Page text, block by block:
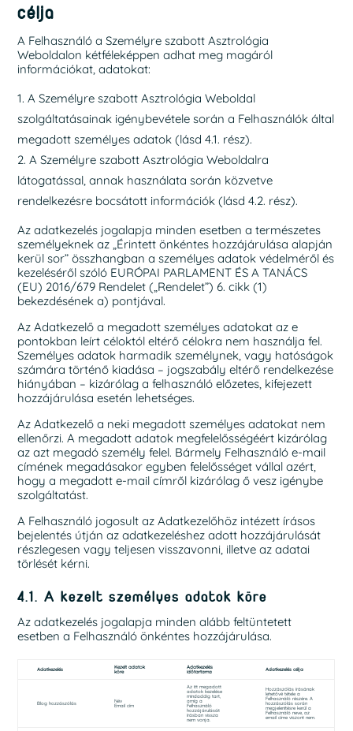
célja
A Felhasználó a Személyre szabott Asztrológia
Weboldalon kétféleképpen adhat meg magáról
információkat, adatokat:
A Személyre szabott Asztrológia Weboldal
szolgáltatásainak igénybevétele során a Felhasználók által
megadott személyes adatok (lásd 4.1. rész).
A Személyre szabott Asztrológia Weboldalra
látogatással, annak használata során közvetve
rendelkezésre bocsátott információk (lásd 4.2. rész).
Az adatkezelés jogalapja minden esetben a természetes
személyeknek az „Érintett önkéntes hozzájárulása alapján
kerül sor” összhangban a személyes adatok védelméről és
kezeléséről szóló EURÓPAI PARLAMENT ÉS A TANÁCS
(EU) 2016/679 Rendelet („Rendelet”) 6. cikk (1)
bekezdésének a) pontjával.
Az Adatkezelő a megadott személyes adatokat az e
pontokban leírt céloktól eltérő célokra nem használja fel.
Személyes adatok harmadik személynek, vagy hatóságok
számára történő kiadása – jogszabály eltérő rendelkezése
hiányában – kizárólag a felhasználó előzetes, kifejezett
hozzájárulása esetén lehetséges.
Az Adatkezelő a neki megadott személyes adatokat nem
ellenőrzi. A megadott adatok megfelelősségéért kizárólag
az azt megadó személy felel. Bármely Felhasználó e-mail
címének megadásakor egyben felelősséget vállal azért,
hogy a megadott e-mail címről kizárólag ő vesz igénybe
szolgáltatást.
A Felhasználó jogosult az Adatkezelőhöz intézett írásos
bejelentés útján az adatkezeléshez adott hozzájárulását
részlegesen vagy teljesen visszavonni, illetve az adatai
törlését kérni.
4.1. A kezelt személyes adatok köre
Az adatkezelés jogalapja minden alább feltüntetett
esetben a Felhasználó önkéntes hozzájárulása.
Adatkezelés Kezelt adatok
köre
Adatkezelés
időtartama Adatkezelés célja
Blog hozzászólás Név
Email cím
Az itt megadott
adatok kezelése
mindaddig tart,
amíg a
Felhasználó
hozzájárulását
írásban vissza
nem vonja.
Hozzászólás írásának
lehetővé tétele a
Felhasználó részére. A
hozzászólás során
megjelenítésre kerül a
Felhasználó neve, az
email címe viszont nem.